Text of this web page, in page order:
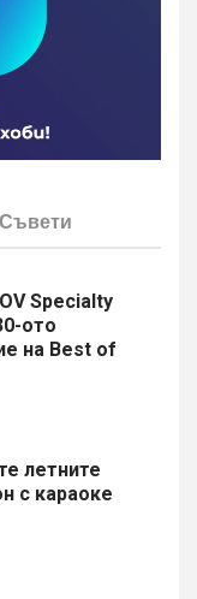
Съвети
Specialty
ото
на Best of
летните
с караоке